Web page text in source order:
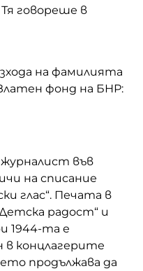
говореше в
на фамилията
Златен фонд на БНР:
във
на списание
глас“. Печата в
радост“ и
1944-та е
концлагерите
продължава да